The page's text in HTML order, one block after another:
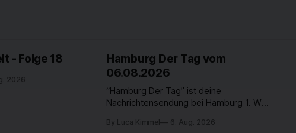
- Folge 18
2026
Hamburg Der Tag vom
06.08.2026
“Hamburg Der Tag” ist deine
Nachrichtensendung bei Hamburg 1. Was
beschäftigt die Hamburgerinnen und
By Luca Kimmel 6. Aug. 2026